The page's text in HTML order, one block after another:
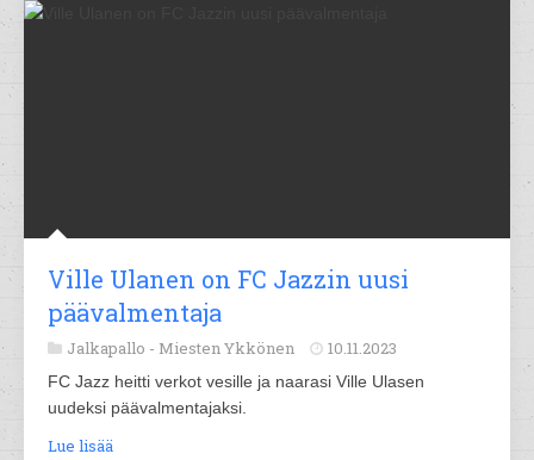
Ville Ulanen on FC Jazzin uusi
päävalmentaja
Jalkapallo - Miesten Ykkönen 10.11.2023
FC Jazz heitti verkot vesille ja naarasi Ville Ulasen
uudeksi päävalmentajaksi.
Lue lisää